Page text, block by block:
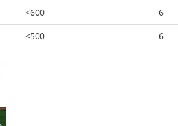
<600 6
<500 6